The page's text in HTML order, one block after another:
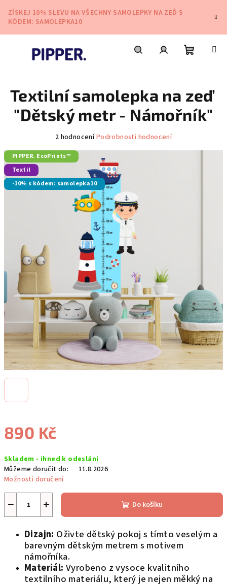
obsah
ZÍSKEJ 10% SLEVU NA VŠECHNY SAMOLEPKY NA ZEĎ S
KÓDEM: SAMOLEPKA10
košík
890 Kč
cena:
Skladem - ihned k odesláni
Můžeme doručit do:
11.8.2026
Možnosti doručení
+
− Do košíku
Dizajn: Oživte dětský pokoj s tímto veselým a
barevným dětským metrem s motivem
námořníka.
Materiál: Vyrobeno z vysoce kvalitního
textilního materiálu, který je nejen měkký na
Textilní samolepka na zeď
"Dětský metr - Námořník"
Průměrné
produktu
5,0
z
hvězdiček.
2 hodnoceníPodrobnosti hodnocení
PIPPER. EcoPrints™
Textil
-10% s kódem: samolepka10